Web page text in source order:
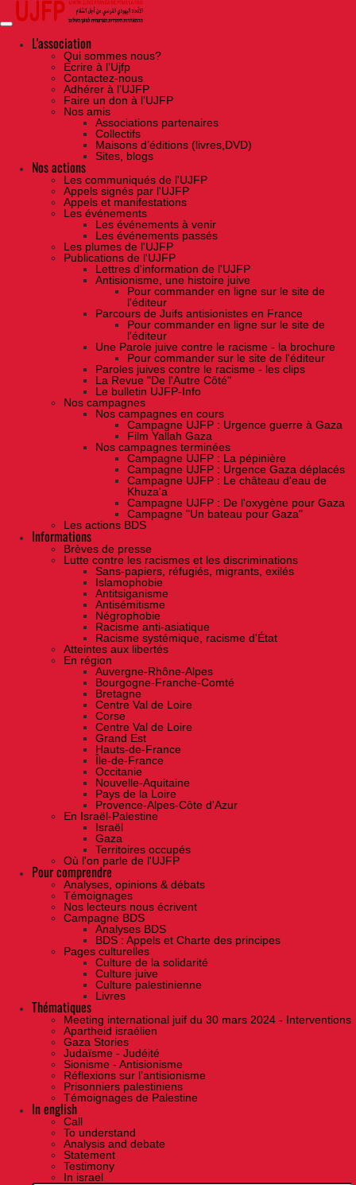
Skip
the
contentL'association
Qui sommes nous?
Ecrire à l’Ujfp
Contactez-nous
Adhérer à l’UJFP
Faire un don à l’UJFP
Nos amis
Associations partenaires
Collectifs
Maisons d’éditions (livres,DVD)
Sites, blogs
Nos actions
Les communiqués de l'UJFP
Appels signés par l'UJFP
Appels et manifestations
Les événements
Les événements à venir
Les événements passés
Les plumes de l'UJFP
Publications de l'UJFP
Lettres d'information de l'UJFP
Antisionisme, une histoire juive
Pour commander en ligne sur le site de
l'éditeur
Parcours de Juifs antisionistes en France
Pour commander en ligne sur le site de
l'éditeur
Une Parole juive contre le racisme - la brochure
Pour commander sur le site de l'éditeur
Paroles juives contre le racisme - les clips
La Revue "De l'Autre Côté"
Le bulletin UJFP-Info
Nos campagnes
Nos campagnes en cours
Campagne UJFP : Urgence guerre à Gaza
Film Yallah Gaza
Nos campagnes terminées
Campagne UJFP : La pépinière
Campagne UJFP : Urgence Gaza déplacés
Campagne UJFP : Le château d'eau de
Khuza'a
Campagne UJFP : De l'oxygène pour Gaza
Campagne "Un bateau pour Gaza"
Les actions BDS
Informations
Brèves de presse
Lutte contre les racismes et les discriminations
Sans-papiers, réfugiés, migrants, exilés
Islamophobie
Antitsiganisme
Antisémitisme
Négrophobie
Racisme anti-asiatique
Racisme systémique, racisme d'État
Atteintes aux libertés
En région
Auvergne-Rhône-Alpes
Bourgogne-Franche-Comté
Bretagne
Centre Val de Loire
Corse
Centre Val de Loire
Grand Est
Hauts-de-France
Île-de-France
Occitanie
Nouvelle-Aquitaine
Pays de la Loire
Provence-Alpes-Côte d'Azur
En Israël-Palestine
Israël
Gaza
Territoires occupés
Où l'on parle de l'UJFP
Pour comprendre
Analyses, opinions & débats
Témoignages
Nos lecteurs nous écrivent
Campagne BDS
Analyses BDS
BDS : Appels et Charte des principes
Pages culturelles
Culture de la solidarité
Culture juive
Culture palestinienne
Livres
Thématiques
Meeting international juif du 30 mars 2024 - Interventions
Apartheid israélien
Gaza Stories
Judaïsme - Judéité
Sionisme - Antisionisme
Réflexions sur l’antisionisme
Prisonniers palestiniens
Témoignages de Palestine
In english
Call
To understand
Analysis and debate
Statement
Testimony
In israel